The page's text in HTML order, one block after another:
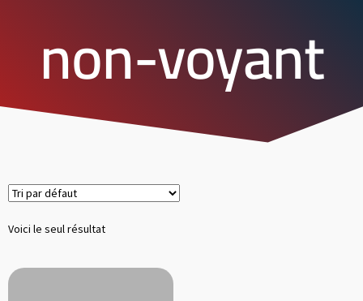
non-voyant
Voici le seul résultat